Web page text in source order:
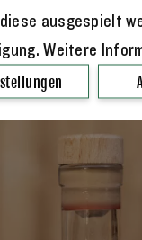
3: Zu wenig
über
damit? Es
ausgespielt
Weitere